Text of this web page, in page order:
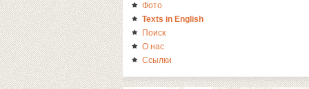
Фото
Texts in English
Поиск
О нас
Ссылки